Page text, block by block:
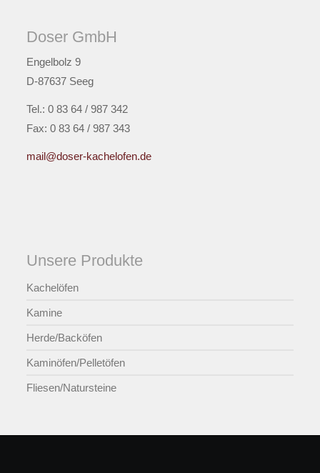
Doser GmbH
Engelbolz 9
D-87637 Seeg
Tel.: 0 83 64 / 987 342
Fax: 0 83 64 / 987 343
mail@doser-kachelofen.de
Unsere Produkte
Kachelöfen
Kamine
Herde/Backöfen
Kaminöfen/Pelletöfen
Fliesen/Natursteine